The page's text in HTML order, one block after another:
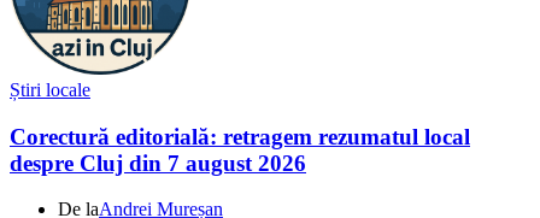
Știri locale
Corectură editorială: retragem rezumatul local
despre Cluj din 7 august 2026
De laAndrei Mureșan